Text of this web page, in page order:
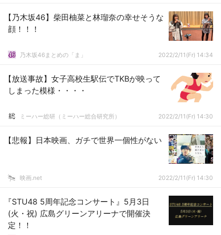
【乃木坂46】柴田柚菜と林瑠奈の幸せそうな
顔！！！
乃木坂46まとめの「ま」 2022/2/11(Fr) 14:34
【放送事故】女子高校生駅伝でTKBが映って
しまった模様・・・・
ミーハー総研（ミーハー総合研究所） 2022/2/11(Fr) 14:30
【悲報】日本映画、ガチで世界一個性がない
映画.net 2022/2/11(Fr) 14:30
『STU48 5周年記念コンサート』5月3日
(火・祝) 広島グリーンアリーナで開催決
定！！